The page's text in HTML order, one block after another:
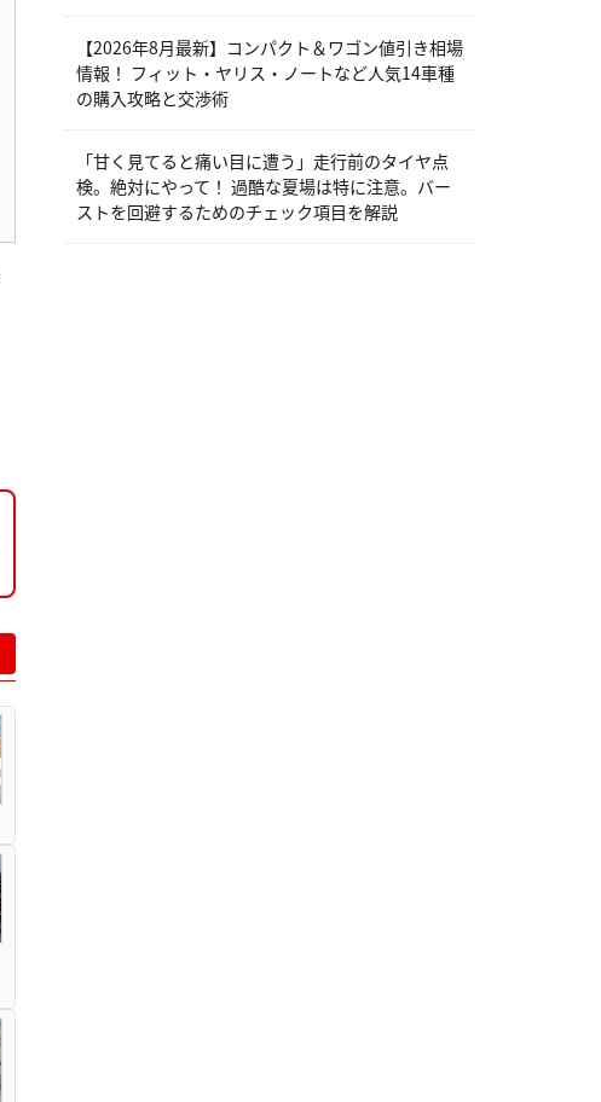
【2026年8月最新】コンパクト＆ワゴン値引き相場
情報！ フィット・ヤリス・ノートなど人気14車種
の購入攻略と交渉術
「甘く見てると痛い目に遭う」走行前のタイヤ点
検。絶対にやって！ 過酷な夏場は特に注意。バー
ストを回避するためのチェック項目を解説